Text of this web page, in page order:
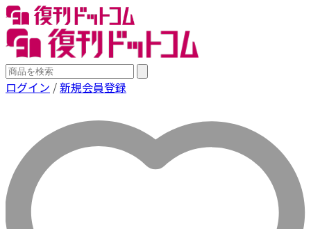
ログイン /新規会員登録